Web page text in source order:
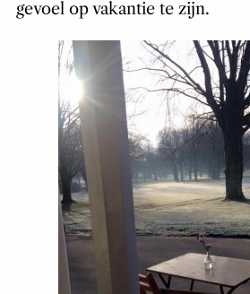
gevoel op vakantie te zijn.